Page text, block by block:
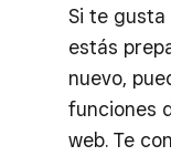
Si te
estás
nuevo,
funciones
web. Te